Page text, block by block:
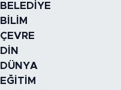
BELEDİYE
BİLİM
ÇEVRE
DİN
DÜNYA
EĞİTİM